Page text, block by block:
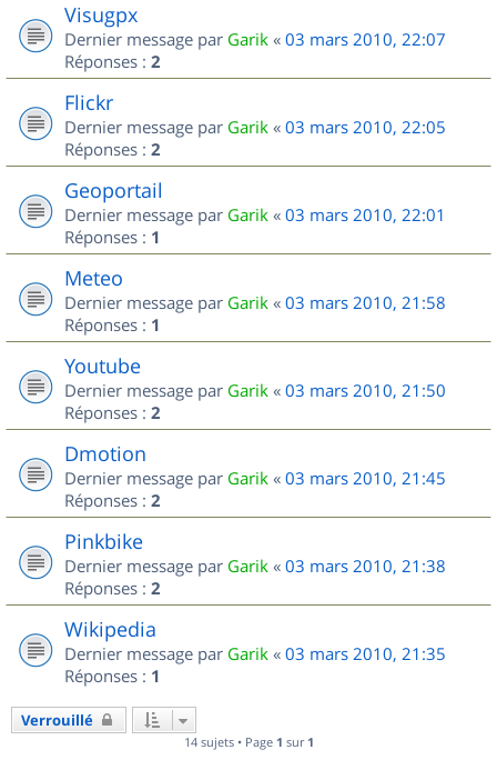
Visugpx
Dernier message par Garik « 03 mars 2010, 22:07
Réponses : 2
Flickr
Dernier message par Garik « 03 mars 2010, 22:05
Réponses : 2
Geoportail
Dernier message par Garik « 03 mars 2010, 22:01
Réponses : 1
Meteo
Dernier message par Garik « 03 mars 2010, 21:58
Réponses : 1
Youtube
Dernier message par Garik « 03 mars 2010, 21:50
Réponses : 2
Dmotion
Dernier message par Garik « 03 mars 2010, 21:45
Réponses : 2
Pinkbike
Dernier message par Garik « 03 mars 2010, 21:38
Réponses : 2
Wikipedia
Dernier message par Garik « 03 mars 2010, 21:35
Réponses : 1
Verrouillé
14 sujets • Page 1 sur 1